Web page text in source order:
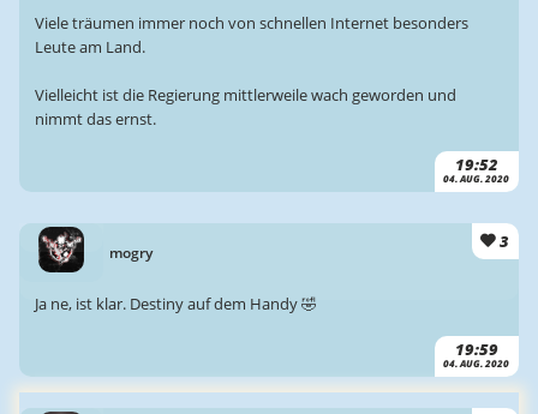
19:52
04. AUG. 2020
Viele träumen immer noch von schnellen Internet besonders
Leute am Land.
Vielleicht ist die Regierung mittlerweile wach geworden und
nimmt das ernst.
mogry
3
19:59
04. AUG. 2020
Ja ne, ist klar. Destiny auf dem Handy 🤣